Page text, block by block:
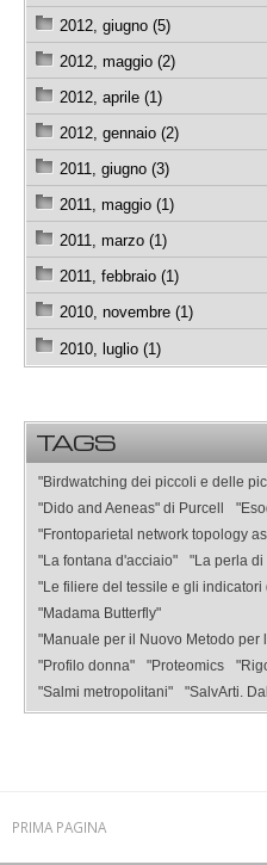
2012, giugno (5)
2012, maggio (2)
2012, aprile (1)
2012, gennaio (2)
2011, giugno (3)
2011, maggio (1)
2011, marzo (1)
2011, febbraio (1)
2010, novembre (1)
2010, luglio (1)
TAGS
"Birdwatching dei piccoli e delle
"Dido and Aeneas" di Purcell
"Frontoparietal network topology
"La fontana d'acciaio"
"La perla di
"Le filiere del tessile e gli indicatori
"Madama Butterfly"
"Manuale per il Nuovo Metodo per
"Profilo donna"
"Proteomics
"Salmi metropolitani"
"SalvArti.
PRIMA PAGINA